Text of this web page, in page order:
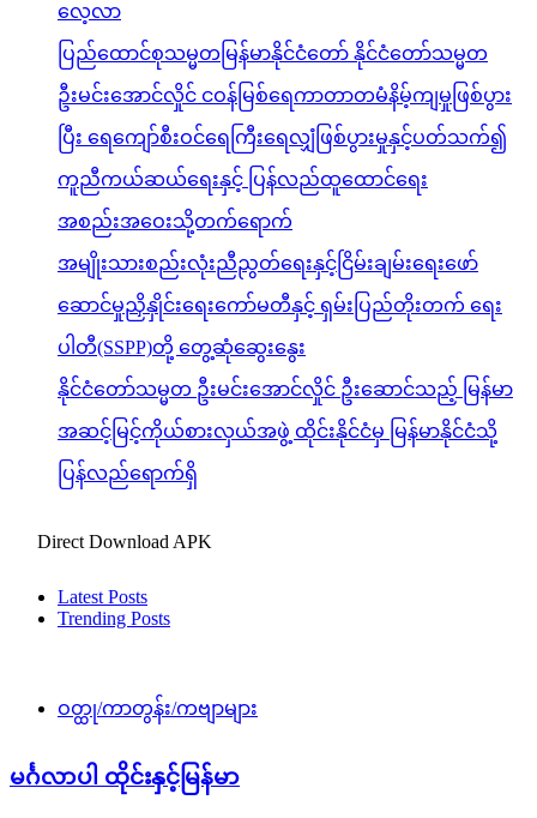
လေ့လာ
ပြည်ထောင်စုသမ္မတမြန်မာနိုင်ငံတော် နိုင်ငံတော်သမ္မတ
ဦးမင်းအောင်လှိုင် ငဝန်မြစ်ရေကာတာတမံနိမ့်ကျမှုဖြစ်ပွား
ပြီး ရေကျော်စီးဝင်ရေကြီးရေလျှံဖြစ်ပွားမှုနှင့်ပတ်သက်၍
ကူညီကယ်ဆယ်ရေးနှင့် ပြန်လည်ထူထောင်ရေး
အစည်းအဝေးသို့တက်ရောက်
အမျိုးသားစည်းလုံးညီညွတ်ရေးနှင့်ငြိမ်းချမ်းရေးဖော်
ဆောင်မှုညှိနှိုင်းရေးကော်မတီနှင့် ရှမ်းပြည်တိုးတက် ရေး
ပါတီ(SSPP)တို့ တွေ့ဆုံဆွေးနွေး
နိုင်ငံတော်သမ္မတ ဦးမင်းအောင်လှိုင် ဦးဆောင်သည့် မြန်မာ
အဆင့်မြင့်ကိုယ်စားလှယ်အဖွဲ့ ထိုင်းနိုင်ငံမှ မြန်မာနိုင်ငံသို့
ပြန်လည်ရောက်ရှိ
Direct Download APK
Latest Posts
Trending Posts
ဝတ္ထု/ကာတွန်း/ကဗျာများ
မင်္ဂလာပါ ထိုင်းနှင့်မြန်မာ